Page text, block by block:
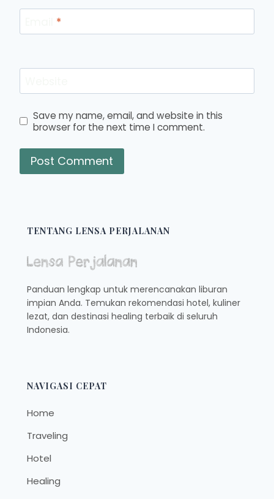
*
Save my name, email, and website in this
browser for the next time I comment.
TENTANG LENSA PERJALANAN
Panduan lengkap untuk merencanakan liburan
impian Anda. Temukan rekomendasi hotel, kuliner
lezat, dan destinasi healing terbaik di seluruh
Indonesia.
NAVIGASI CEPAT
Home
Traveling
Hotel
Healing